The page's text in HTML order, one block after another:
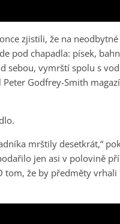
zjistili, že na neodbytné
pod chapadla: písek,
sebou, vymrští spolu s
Godfrey-Smith
mrštily desetkrát,“
jen asi v polovině
tom, že by předměty vrhali